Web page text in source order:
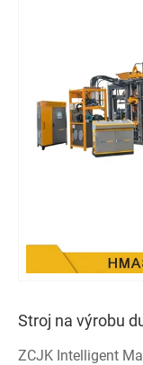
Stroj na výrobu
ZCJK Intelligent